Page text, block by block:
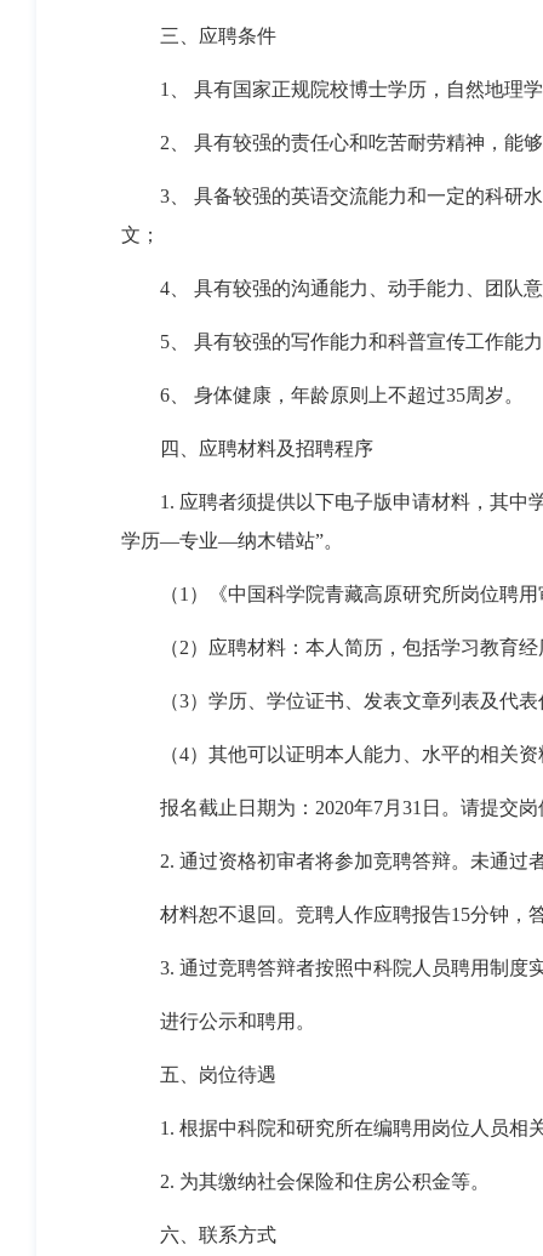
三、应聘条件
1、 具有国家正规院校博士学历，自然地理
2、 具有较强的责任心和吃苦耐劳精神，能
3、 具备较强的英语交流能力和一定的科研
文；
4、 具有较强的沟通能力、动手能力、团队
5、 具有较强的写作能力和科普宣传工作能
6、 身体健康，年龄原则上不超过35周岁。
四、应聘材料及招聘程序
1. 应聘者须提供以下电子版申请材料，其
学历—专业—纳木错站”。
（1） 《中国科学院青藏高原研究所岗位聘
（2）应聘材料：本人简历，包括学习教育
（3）学历、学位证书、发表文章列表及代
（4）其他可以证明本人能力、水平的相关
报名截止日期为：2020年7月31日。请提交
2. 通过资格初审者将参加竞聘答辩。未通过
材料恕不退回。竞聘人作应聘报告15分钟，
3. 通过竞聘答辩者按照中科院人员聘用制度
进行公示和聘用。
五、岗位待遇
1. 根据中科院和研究所在编聘用岗位人员相
2. 为其缴纳社会保险和住房公积金等。
六、联系方式